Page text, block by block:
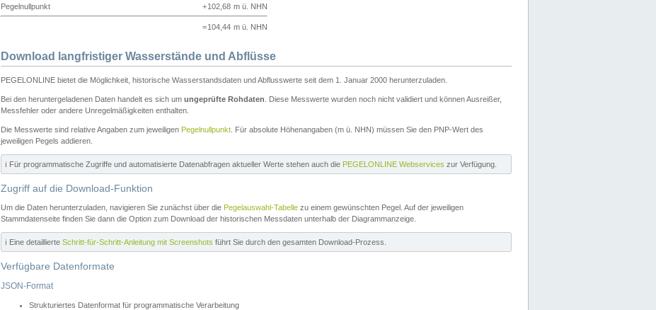
Pegelnullpunkt
+102,68 m ü. NHN
=104,44 m ü. NHN
Download langfristiger Wasserstände und Abflüsse
PEGELONLINE bietet die Möglichkeit, historische Wasserstandsdaten und Abflusswerte seit dem 1. Januar 2000 herunterzuladen.
Bei den heruntergeladenen Daten handelt es sich um ungeprüfte Rohdaten . Diese Messwerte wurden noch nicht validiert und können Ausreißer,
Messfehler oder andere Unregelmäßigkeiten enthalten.
Die Messwerte sind relative Angaben zum jeweiligen Pegelnullpunkt . Für absolute Höhenangaben (m ü. NHN) müssen Sie den PNP-Wert des
jeweiligen Pegels addieren.
ℹ️ Für programmatische Zugriffe und automatisierte Datenabfragen aktueller Werte stehen auch die PEGELONLINE Webservices zur Verfügung.
Zugriff auf die Download-Funktion
Um die Daten herunterzuladen, navigieren Sie zunächst über die Pegelauswahl-Tabelle zu einem gewünschten Pegel. Auf der jeweiligen
Stammdatenseite finden Sie dann die Option zum Download der historischen Messdaten unterhalb der Diagrammanzeige.
ℹ️ Eine detaillierte Schritt-für-Schritt-Anleitung mit Screenshots führt Sie durch den gesamten Download-Prozess.
Verfügbare Datenformate
JSON-Format
Strukturiertes Datenformat für programmatische Verarbeitung